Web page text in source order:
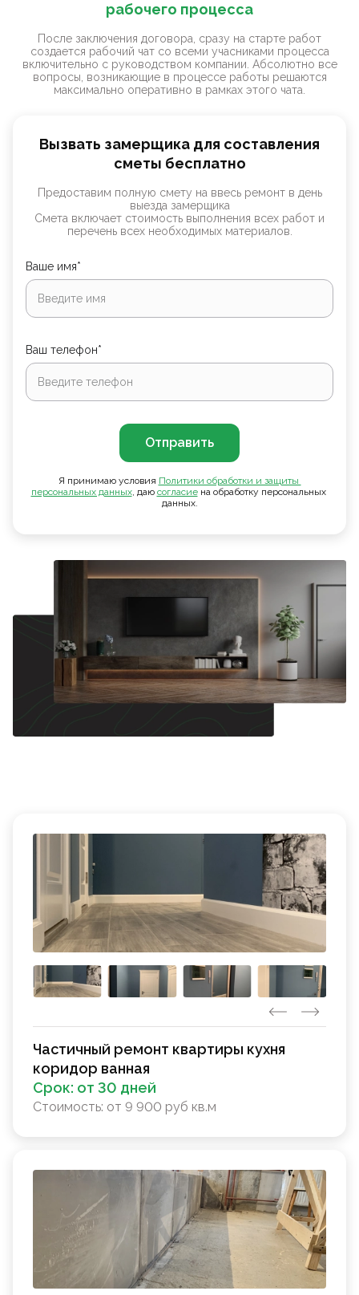
рабочего процесса
После заключения договора, сразу на старте работ
создается рабочий чат со всеми учасниками процесса
включительно с руководством компании. Абсолютно все
вопросы, возникающие в процессе работы решаются
максимально оперативно в рамках этого чата.
Вызвать замерщика для составления
сметы бесплатно
Предоставим полную смету на ввесь ремонт в день
выезда замерщика
Смета включает стоимость выполнения всех работ и
перечень всех необходимых материалов.
Ваше имя*
Ваш телефон*
Отправить
Я принимаю условия Политики обработки и защиты
персональных данных, даю согласие на обработку персональных
данных.
Частичный ремонт квартиры кухня
коридор ванная
Срок: от 30 дней
Стоимость: от 9 900 руб кв.м